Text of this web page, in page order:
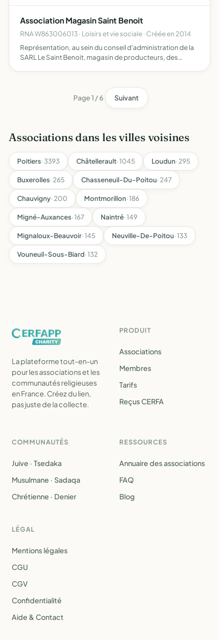
Association Magasin Saint Benoit
RNA W863006013 · Loisirs et vie sociale · Créée en 2014
Représentation, au sein du conseil d'administration de la
SARL Le Saint Benoit, magasin de producteurs, des
Page 1 / 6 Suivant
Associations dans les villes voisines
Poitiers· 3393 Châtellerault· 1045 Loudun· 295
Buxerolles· 265 Chasseneuil-Du-Poitou· 247
Chauvigny· 200 Montmorillon· 186
Migné-Auxances· 167 Naintré· 149
Mignaloux-Beauvoir· 145 Neuville-De-Poitou· 133
Vouneuil-Sous-Biard· 132
La plateforme tout-en-un
pour les associations et les
communautés religieuses
en France. Créez du lien,
pas juste de la collecte.
PRODUIT
Associations
Membres
Tarifs
Reçus CERFA
COMMUNAUTÉS
Juive · Tsedaka
Musulmane · Sadaqa
Chrétienne · Denier
RESSOURCES
Annuaire des associations
FAQ
Blog
LÉGAL
Mentions légales
CGU
CGV
Confidentialité
Aide & Contact